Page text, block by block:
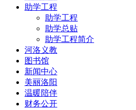
助学工程
助学工程
助学总贴
助学工程简介
河洛义教
图书馆
新闻中心
美丽洛阳
温暖陪伴
财务公开